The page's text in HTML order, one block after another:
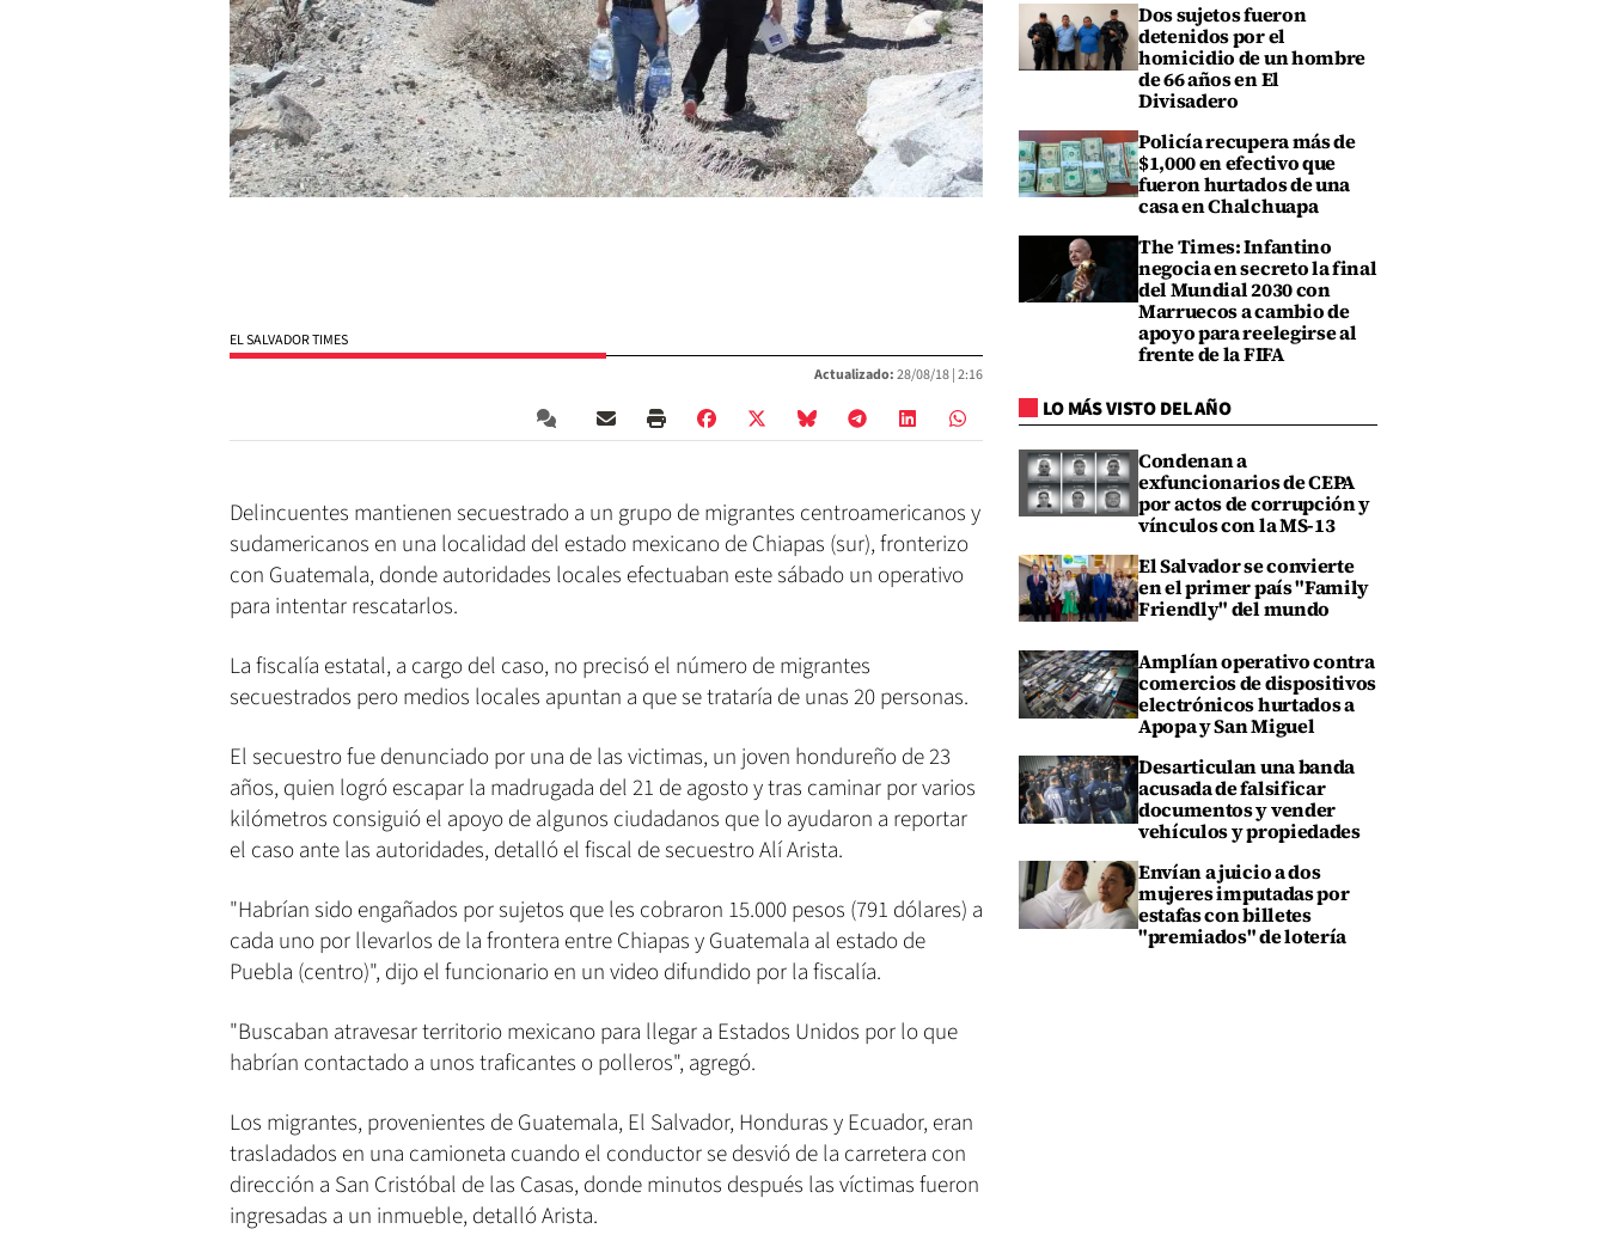
EL SALVADOR TIMES
Actualizado:28/08/18 |2:16
Delincuentes mantienen secuestrado a un grupo de migrantes centroamericanos y
sudamericanos en una localidad del estado mexicano de Chiapas (sur), fronterizo
con Guatemala, donde autoridades locales efectuaban este sábado un operativo
para intentar rescatarlos.
La fiscalía estatal, a cargo del caso, no precisó el número de migrantes
secuestrados pero medios locales apuntan a que se trataría de unas 20 personas.
El secuestro fue denunciado por una de las victimas, un joven hondureño de 23
años, quien logró escapar la madrugada del 21 de agosto y tras caminar por varios
kilómetros consiguió el apoyo de algunos ciudadanos que lo ayudaron a reportar
el caso ante las autoridades, detalló el fiscal de secuestro Alí Arista.
"Habrían sido engañados por sujetos que les cobraron 15.000 pesos (791 dólares) a
cada uno por llevarlos de la frontera entre Chiapas y Guatemala al estado de
Puebla (centro)", dijo el funcionario en un video difundido por la fiscalía.
"Buscaban atravesar territorio mexicano para llegar a Estados Unidos por lo que
habrían contactado a unos traficantes o polleros", agregó.
Los migrantes, provenientes de Guatemala, El Salvador, Honduras y Ecuador, eran
trasladados en una camioneta cuando el conductor se desvió de la carretera con
dirección a San Cristóbal de las Casas, donde minutos después las víctimas fueron
ingresadas a un inmueble, detalló Arista.
Dos sujetos fueron
detenidos por el
homicidio de un hombre
de 66 años en El
Divisadero
Policía recupera más de
$1,000 en efectivo que
fueron hurtados de una
casa en Chalchuapa
The Times: Infantino
negocia en secreto la final
del Mundial 2030 con
Marruecos a cambio de
apoyo para reelegirse al
frente de la FIFA
LO MÁS VISTO DEL AÑO
Condenan a
exfuncionarios de CEPA
por actos de corrupción y
vínculos con la MS-13
El Salvador se convierte
en el primer país "Family
Friendly" del mundo
Amplían operativo contra
comercios de dispositivos
electrónicos hurtados a
Apopa y San Miguel
Desarticulan una banda
acusada de falsificar
documentos y vender
vehículos y propiedades
Envían a juicio a dos
mujeres imputadas por
estafas con billetes
"premiados" de lotería